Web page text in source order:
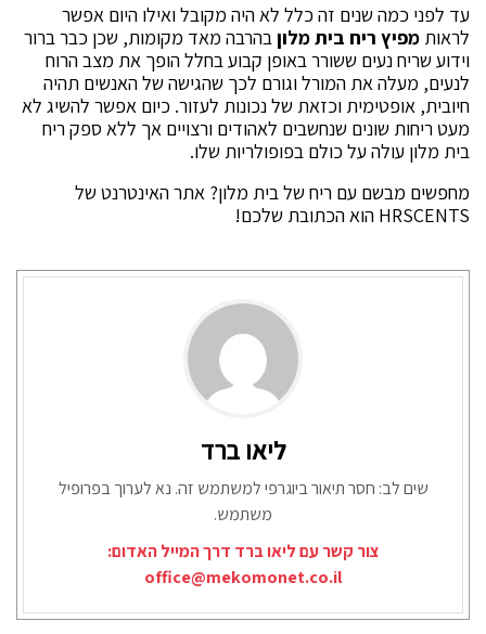
עד לפני כמה שנים זה כלל לא היה מקובל ואילו היום אפשר
לראות מפיץ ריח בית מלון בהרבה מאד מקומות, שכן כבר ברור
וידוע שריח נעים ששורר באופן קבוע בחלל הופך את מצב הרוח
לנעים, מעלה את המורל וגורם לכך שהגישה של האנשים תהיה
חיובית, אופטימית וכזאת של נכונות לעזור. כיום אפשר להשיג לא
מעט ריחות שונים שנחשבים לאהודים ורצויים אך ללא ספק ריח
בית מלון עולה על כולם בפופולריות שלו.
מחפשים מבשם עם ריח של בית מלון? אתר האינטרנט של
HRSCENTS הוא הכתובת שלכם!
ליאו ברד
שים לב: חסר תיאור ביוגרפי למשתמש זה. נא לערוך בפרופיל
משתמש.
צור קשר עם ליאו ברד דרך המייל האדום:
office@mekomonet.co.il